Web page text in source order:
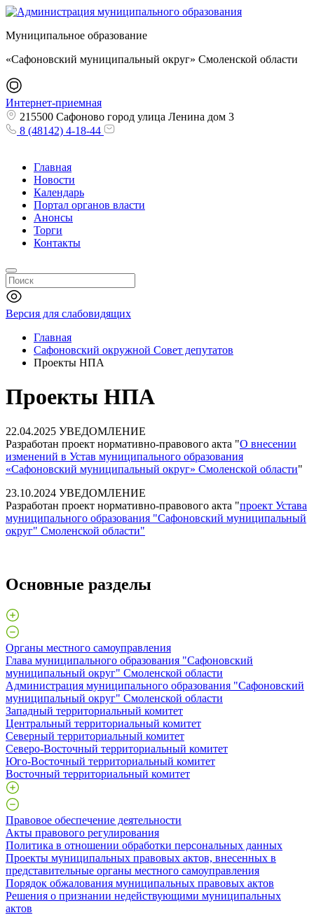
Муниципальное образование
«Сафоновский муниципальный округ» Смоленской области
Интернет-приемная
215500 Сафоново город улица Ленина дом 3
8 (48142) 4-18-44
Главная
Новости
Календарь
Портал органов власти
Анонсы
Торги
Контакты
Версия для слабовидящих
Главная
Сафоновский окружной Совет депутатов
Проекты НПА
Проекты НПА
22.04.2025 УВЕДОМЛЕНИЕ
Разработан проект нормативно-правового акта "О внесении
изменений в Устав муниципального образования
«Сафоновский муниципальный округ» Смоленской области"
23.10.2024 УВЕДОМЛЕНИЕ
Разработан проект нормативно-правового акта "проект Устава
муниципального образования "Сафоновский муниципальный
округ" Смоленской области"
Основные разделы
Органы местного самоуправления
Глава муниципального образования "Сафоновский
муниципальный округ" Смоленской области
Администрация муниципального образования "Сафоновский
муниципальный округ" Смоленской области
Западный территориальный комитет
Центральный территориальный комитет
Северный территориальный комитет
Северо-Восточный территориальный комитет
Юго-Восточный территориальный комитет
Восточный территориальный комитет
Правовое обеспечение деятельности
Акты правового регулирования
Политика в отношении обработки персональных данных
Проекты муниципальных правовых актов, внесенных в
представительные органы местного самоуправления
Порядок обжалования муниципальных правовых актов
Решения о признании недействующими муниципальных
актов